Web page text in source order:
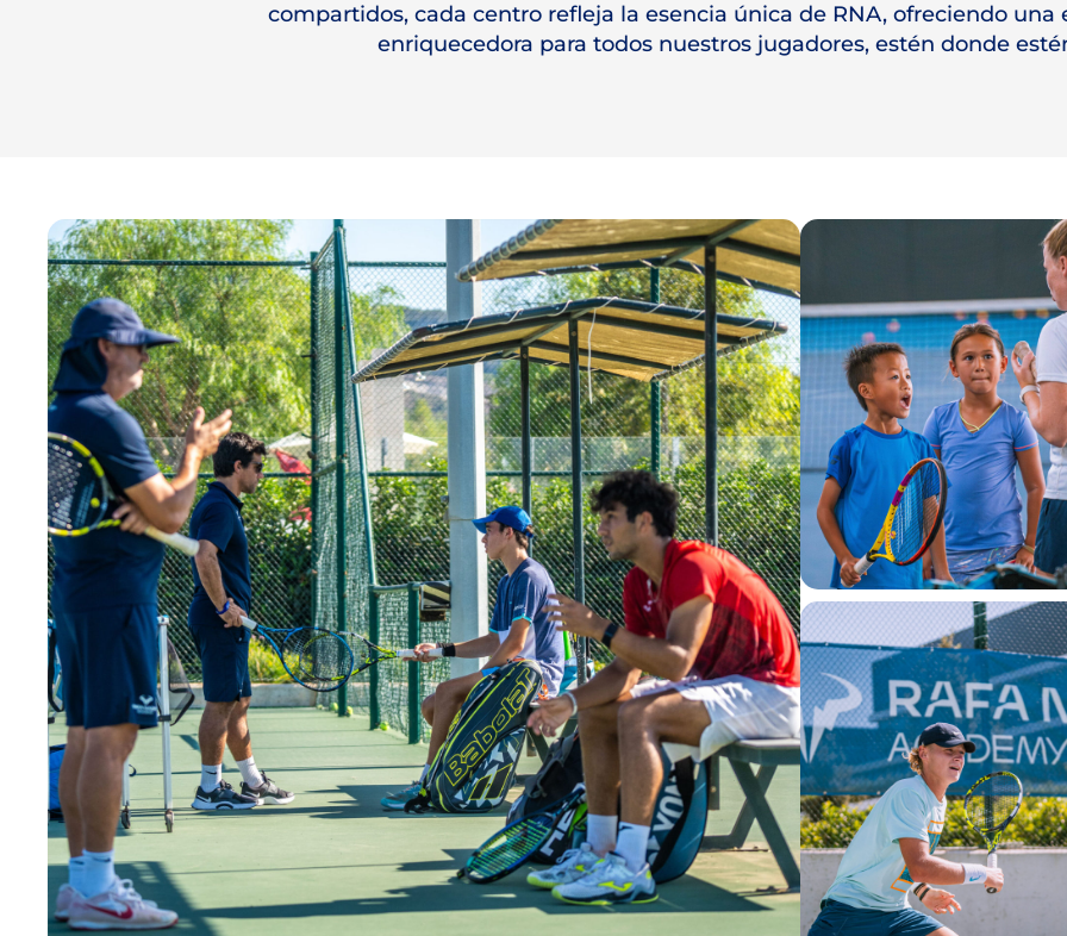
compartidos, cada centro refleja la esencia única de RNA, ofreciendo una
enriquecedora para todos nuestros jugadores, estén donde